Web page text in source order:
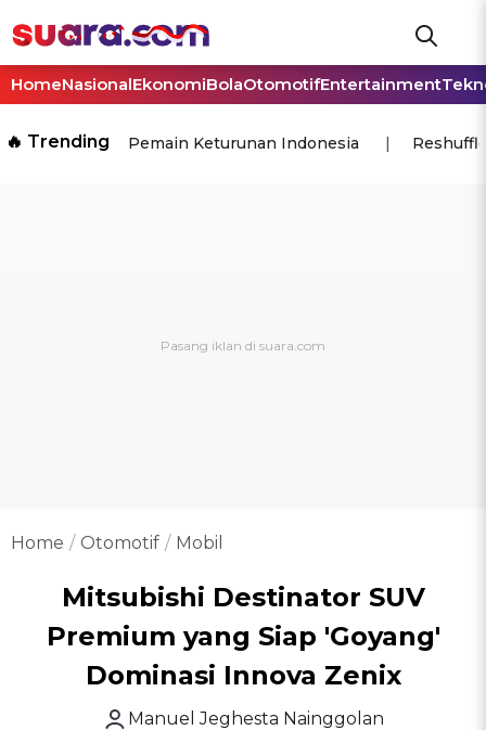
HomeNasionalEkonomiBolaOtomotifEntertainment
🔥 Trending Pemain Keturunan Indonesia
Home Otomotif Mobil
Mitsubishi Destinator SUV
Premium yang Siap 'Goyang'
Dominasi Innova Zenix
Manuel Jeghesta Nainggolan